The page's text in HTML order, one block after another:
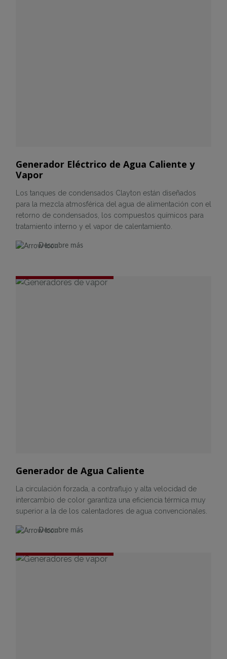
Generador Eléctrico de Agua Caliente y
Vapor
Los tanques de condensados Clayton están diseñados
para la mezcla atmosférica del agua de alimentación con el
retorno de condensados, los compuestos químicos para
tratamiento interno y el vapor de calentamiento.
Descubre más
Generador de Agua Caliente
La circulación forzada, a contraflujo y alta velocidad de
intercambio de color garantiza una eficiencia térmica muy
superior a la de los calentadores de agua convencionales.
Descubre más